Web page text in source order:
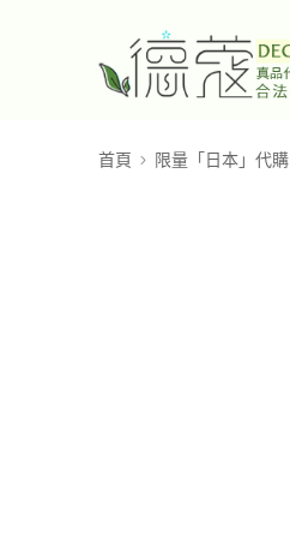
首頁 限量「日本」代購